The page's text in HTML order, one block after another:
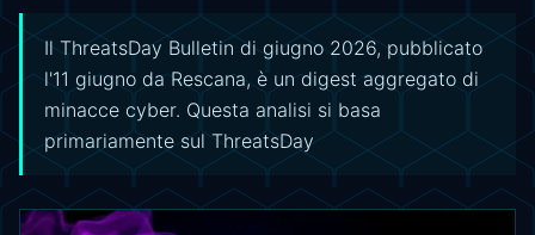
Il ThreatsDay Bulletin di giugno 2026, pubblicato
l'11 giugno da Rescana, è un digest aggregato di
minacce cyber. Questa analisi si basa
primariamente sul ThreatsDay